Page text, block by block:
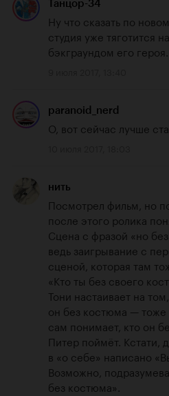
Танцор-34
Ну что сказать по
студия уже тяготится
бэкграундом его героя.
paranoid_nerd
О, вот сейчас лучше
нить
Посмотрел фильм, но
после этого ролика
Сцена с фразой «но
ведь заигрывание с
сценой, которая там
«Кто ты без своего
Тони настаивает на
он без костюма —
сам понимает, кто он
Питер поймёт. Кстати,
в «о себе» написано
Возможно,
без костюма».